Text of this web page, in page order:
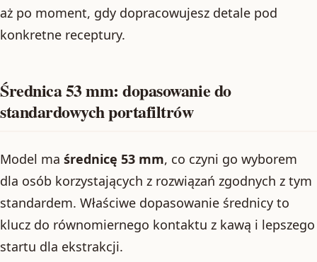
aż po moment, gdy dopracowujesz detale pod
konkretne receptury.
Średnica 53 mm: dopasowanie do
standardowych portafiltrów
Model ma średnicę 53 mm, co czyni go wyborem
dla osób korzystających z rozwiązań zgodnych z tym
standardem. Właściwe dopasowanie średnicy to
klucz do równomiernego kontaktu z kawą i lepszego
startu dla ekstrakcji.